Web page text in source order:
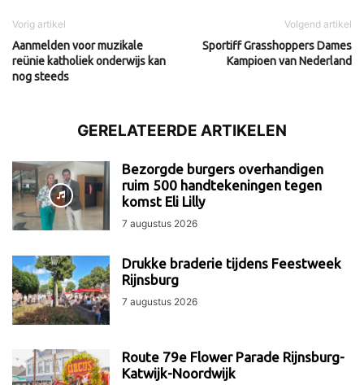
Vorig artikel
Aanmelden voor muzikale
reünie katholiek onderwijs kan
nog steeds
Volgend artikel
Sportiff Grasshoppers Dames
Kampioen van Nederland
GERELATEERDE ARTIKELEN
Bezorgde burgers overhandigen
ruim 500 handtekeningen tegen
komst Eli Lilly
7 augustus 2026
Drukke braderie tijdens Feestweek
Rijnsburg
7 augustus 2026
Route 79e Flower Parade Rijnsburg-
Katwijk-Noordwijk